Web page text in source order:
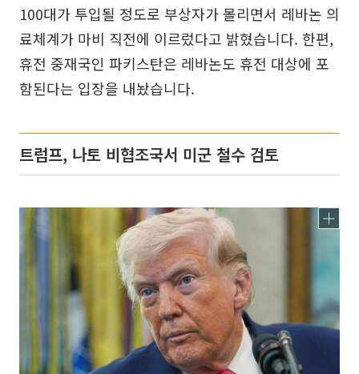
100대가 투입될 정도로 부상자가 몰리면서 레바논 의
료체계가 마비 직전에 이르렀다고 밝혔습니다. 한편,
휴전 중재국인 파키스탄은 레바논도 휴전 대상에 포
함된다는 입장을 내놨습니다.
트럼프, 나토 비협조국서 미군 철수 검토